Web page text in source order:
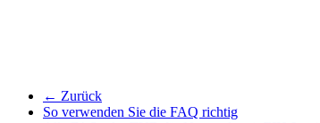
← Zurück
So verwenden Sie die FAQ richtig